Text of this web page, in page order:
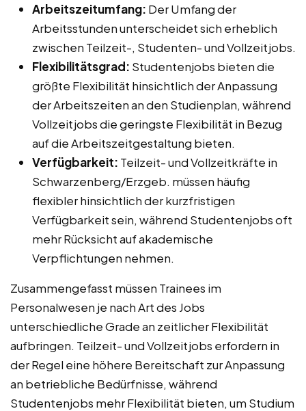
Arbeitszeitumfang: Der Umfang der
Arbeitsstunden unterscheidet sich erheblich
zwischen Teilzeit-, Studenten- und Vollzeitjobs.
Flexibilitätsgrad: Studentenjobs bieten die
größte Flexibilität hinsichtlich der Anpassung
der Arbeitszeiten an den Studienplan, während
Vollzeitjobs die geringste Flexibilität in Bezug
auf die Arbeitszeitgestaltung bieten.
Verfügbarkeit: Teilzeit- und Vollzeitkräfte in
Schwarzenberg/Erzgeb. müssen häufig
flexibler hinsichtlich der kurzfristigen
Verfügbarkeit sein, während Studentenjobs oft
mehr Rücksicht auf akademische
Verpflichtungen nehmen.
Zusammengefasst müssen Trainees im
Personalwesen je nach Art des Jobs
unterschiedliche Grade an zeitlicher Flexibilität
aufbringen. Teilzeit- und Vollzeitjobs erfordern in
der Regel eine höhere Bereitschaft zur Anpassung
an betriebliche Bedürfnisse, während
Studentenjobs mehr Flexibilität bieten, um Studium